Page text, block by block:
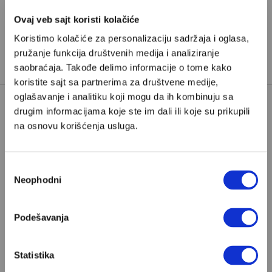
Ovaj veb sajt koristi kolačiće
Koristimo kolačiće za personalizaciju sadržaja i oglasa,
pružanje funkcija društvenih medija i analiziranje
saobraćaja. Takođe delimo informacije o tome kako
koristite sajt sa partnerima za društvene medije,
oglašavanje i analitiku koji mogu da ih kombinuju sa
drugim informacijama koje ste im dali ili koje su prikupili
na osnovu korišćenja usluga.
сагласности
Neophodni
Podešavanja
Statistika
Poštovani, da biste nastavili sa čitanjem naših
je filmski režiser, po struci klinički